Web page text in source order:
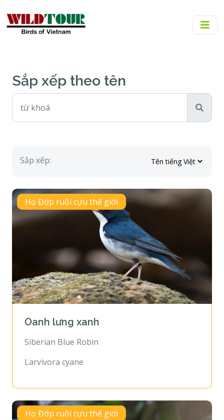
Sắp xếp theo tên
Sắp xếp:
Họ Đớp ruồi cựu thế giới
Oanh lưng xanh
Siberian Blue Robin
Larvivora cyane
Họ Đớp ruồi cựu thế giới